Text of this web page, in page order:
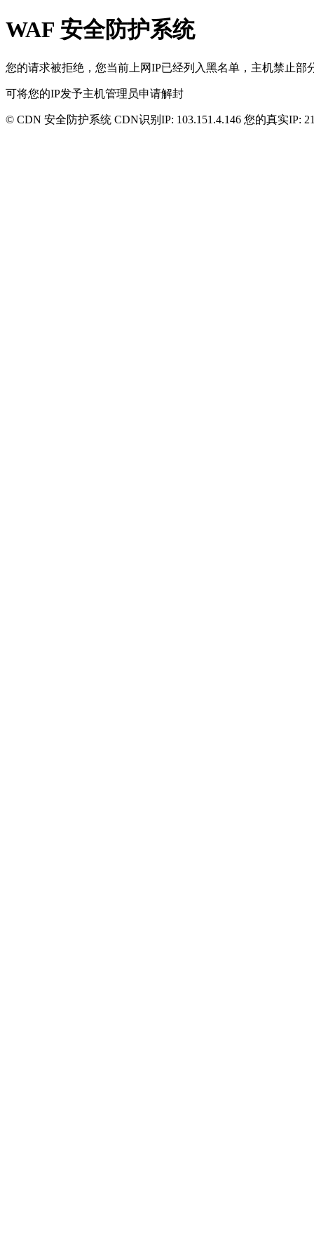
WAF 安全防护系统
您的请求被拒绝，您当前上网IP已经列入黑名单，主机禁止部
可将您的IP发予主机管理员申请解封
© CDN 安全防护系统 CDN识别IP: 103.151.4.146 您的真实IP: